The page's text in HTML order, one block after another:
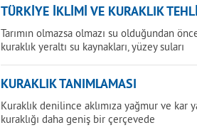
TÜRKİYE İKLİMİ VE KURAKLIK
Tarımın olmazsa olmazı su olduğundan
kuraklık yeraltı su kaynakları, yüzey suları
KURAKLIK TANIMLAMASI
Kuraklık denilince aklımıza yağmur ve kar
kuraklığı daha geniş bir çerçevede